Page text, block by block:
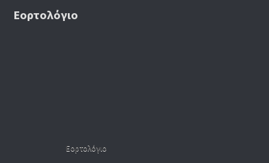
Εορτολόγιο
Εορτολόγιο